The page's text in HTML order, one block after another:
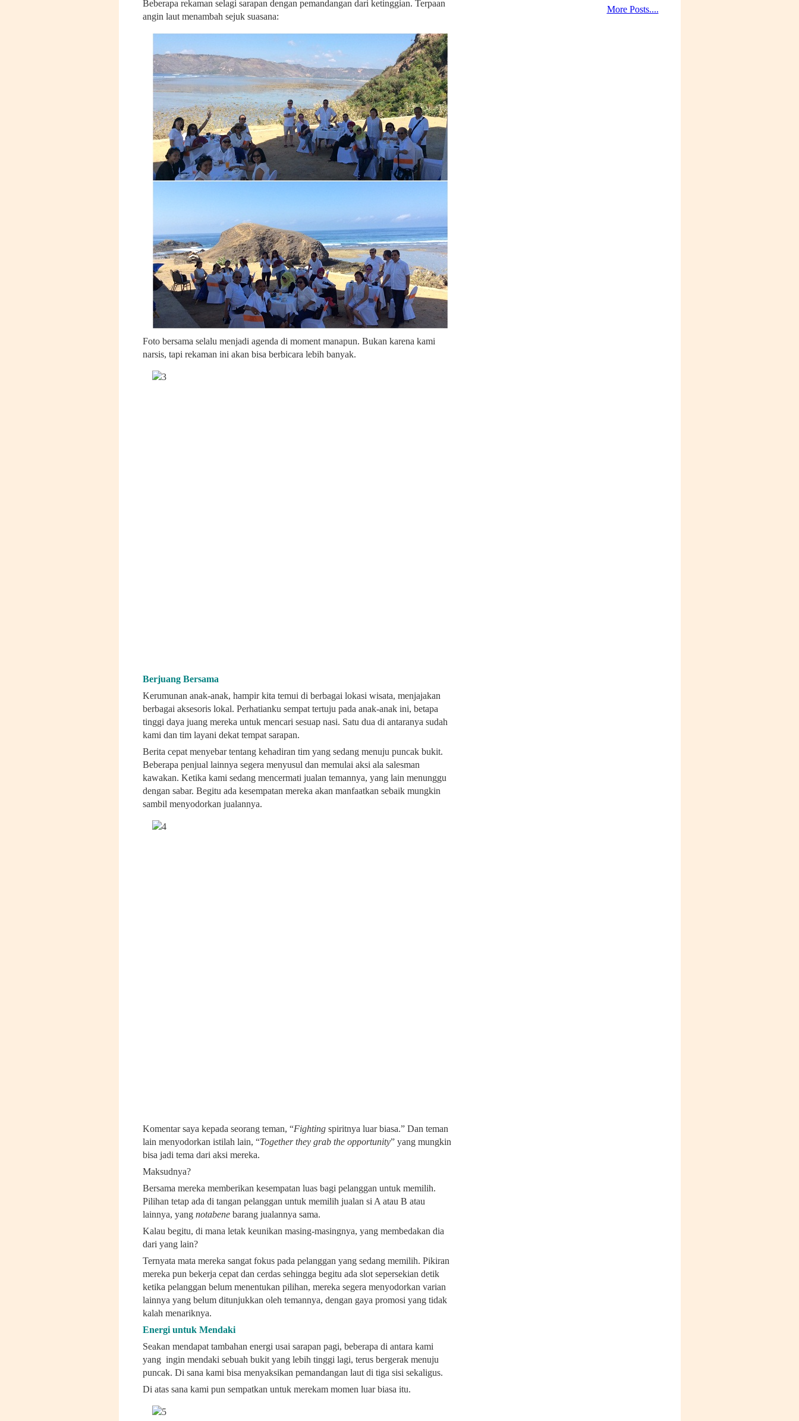
Beberapa rekaman selagi sarapan dengan pemandangan dari ketinggian. Terpaan
angin laut menambah sejuk suasana:
Foto bersama selalu menjadi agenda di moment manapun. Bukan karena kami
narsis, tapi rekaman ini akan bisa berbicara lebih banyak.
Berjuang Bersama
Kerumunan anak-anak, hampir kita temui di berbagai lokasi wisata, menjajakan
berbagai aksesoris lokal. Perhatianku sempat tertuju pada anak-anak ini, betapa
tinggi daya juang mereka untuk mencari sesuap nasi. Satu dua di antaranya sudah
kami dan tim layani dekat tempat sarapan.
Berita cepat menyebar tentang kehadiran tim yang sedang menuju puncak bukit.
Beberapa penjual lainnya segera menyusul dan memulai aksi ala salesman
kawakan. Ketika kami sedang mencermati jualan temannya, yang lain menunggu
dengan sabar. Begitu ada kesempatan mereka akan manfaatkan sebaik mungkin
sambil menyodorkan jualannya.
Komentar saya kepada seorang teman, “Fightingspiritnya luar biasa.” Dan teman
lain menyodorkan istilah lain, “Together they grab the opportunity” yang mungkin
bisa jadi tema dari aksi mereka.
Maksudnya?
Bersama mereka memberikan kesempatan luas bagi pelanggan untuk memilih.
Pilihan tetap ada di tangan pelanggan untuk memilih jualan si A atau B atau
lainnya, yang notabenebarang jualannya sama.
Kalau begitu, di mana letak keunikan masing-masingnya, yang membedakan dia
dari yang lain?
Ternyata mata mereka sangat fokus pada pelanggan yang sedang memilih. Pikiran
mereka pun bekerja cepat dan cerdas sehingga begitu ada slot sepersekian detik
ketika pelanggan belum menentukan pilihan, mereka segera menyodorkan varian
lainnya yang belum ditunjukkan oleh temannya, dengan gaya promosi yang tidak
kalah menariknya.
Energi untuk Mendaki
Seakan mendapat tambahan energi usai sarapan pagi, beberapa di antara kami
yang ingin mendaki sebuah bukit yang lebih tinggi lagi, terus bergerak menuju
puncak. Di sana kami bisa menyaksikan pemandangan laut di tiga sisi sekaligus.
Di atas sana kami pun sempatkan untuk merekam momen luar biasa itu.
More Posts....